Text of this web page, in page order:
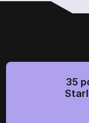
35